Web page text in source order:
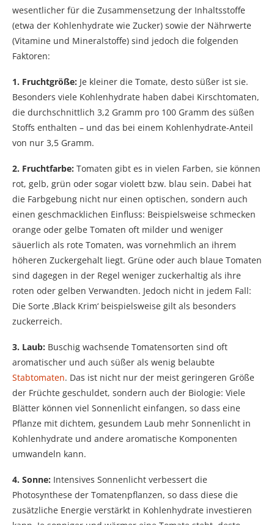
wesentlicher für die Zusammensetzung der Inhaltsstoffe
(etwa der Kohlenhydrate wie Zucker) sowie der Nährwerte
(Vitamine und Mineralstoffe) sind jedoch die folgenden
Faktoren:
1. Fruchtgröße: Je kleiner die Tomate, desto süßer ist sie.
Besonders viele Kohlenhydrate haben dabei Kirschtomaten,
die durchschnittlich 3,2 Gramm pro 100 Gramm des süßen
Stoffs enthalten – und das bei einem Kohlenhydrate-Anteil
von nur 3,5 Gramm.
2. Fruchtfarbe: Tomaten gibt es in vielen Farben, sie können
rot, gelb, grün oder sogar violett bzw. blau sein. Dabei hat
die Farbgebung nicht nur einen optischen, sondern auch
einen geschmacklichen Einfluss: Beispielsweise schmecken
orange oder gelbe Tomaten oft milder und weniger
säuerlich als rote Tomaten, was vornehmlich an ihrem
höheren Zuckergehalt liegt. Grüne oder auch blaue Tomaten
sind dagegen in der Regel weniger zuckerhaltig als ihre
roten oder gelben Verwandten. Jedoch nicht in jedem Fall:
Die Sorte ‚Black Krim‘ beispielsweise gilt als besonders
zuckerreich.
3. Laub: Buschig wachsende Tomatensorten sind oft
aromatischer und auch süßer als wenig belaubte
Stabtomaten. Das ist nicht nur der meist geringeren Größe
der Früchte geschuldet, sondern auch der Biologie: Viele
Blätter können viel Sonnenlicht einfangen, so dass eine
Pflanze mit dichtem, gesundem Laub mehr Sonnenlicht in
Kohlenhydrate und andere aromatische Komponenten
umwandeln kann.
4. Sonne: Intensives Sonnenlicht verbessert die
Photosynthese der Tomatenpflanzen, so dass diese die
zusätzliche Energie verstärkt in Kohlenhydrate investieren